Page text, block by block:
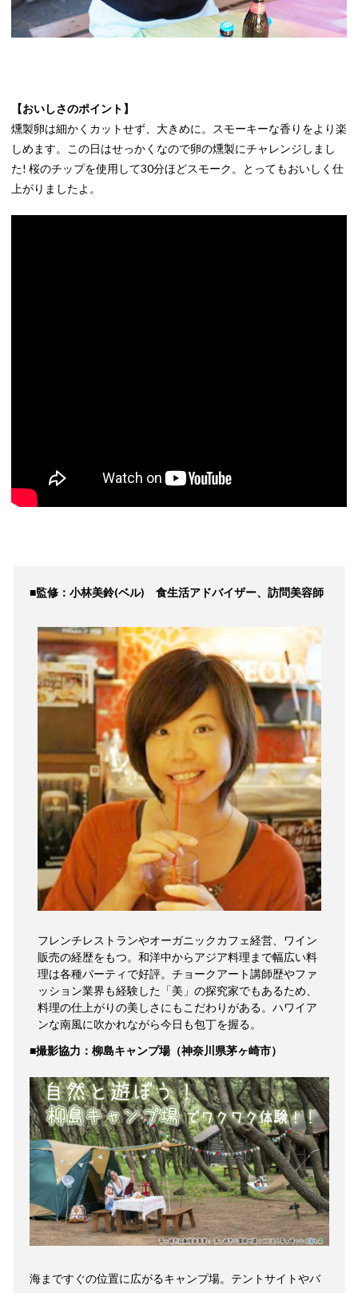
【おいしさのポイント】
燻製卵は細かくカットせず、大きめに。スモーキーな香りをより楽
しめます。この日はせっかくなので卵の燻製にチャレンジしまし
た! 桜のチップを使用して30分ほどスモーク。とってもおいしく仕
上がりましたよ。
■監修：小林美鈴(ベル) 食生活アドバイザー、訪問美容師
フレンチレストランやオーガニックカフェ経営、ワイン
販売の経歴をもつ。和洋中からアジア料理まで幅広い料
理は各種パーティで好評。チョークアート講師歴やファ
ッション業界も経験した「美」の探究家でもあるため、
料理の仕上がりの美しさにもこだわりがある。ハワイア
ンな南風に吹かれながら今日も包丁を握る。
■撮影協力：柳島キャンプ場（神奈川県茅ヶ崎市）
海まですぐの位置に広がるキャンプ場。テントサイトやバ